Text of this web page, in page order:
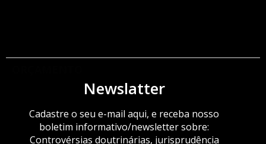
Newslatter
Cadastre o seu e-mail aqui, e receba nosso
boletim informativo/newsletter sobre:
Controvérsias doutrinárias, jurisprudência